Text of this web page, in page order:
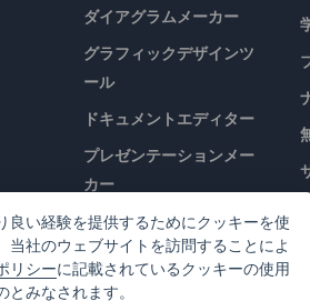
ダイアグラムメーカー
グラフィックデザインツ
ール
ドキュメントエディター
プレゼンテーションメー
カー
表計算エディター
価格
良い経験を提供するためにクッキーを使
当社のウェブサイトを訪問することによ
リシーに記載されているクッキーの使用
とみなされます。